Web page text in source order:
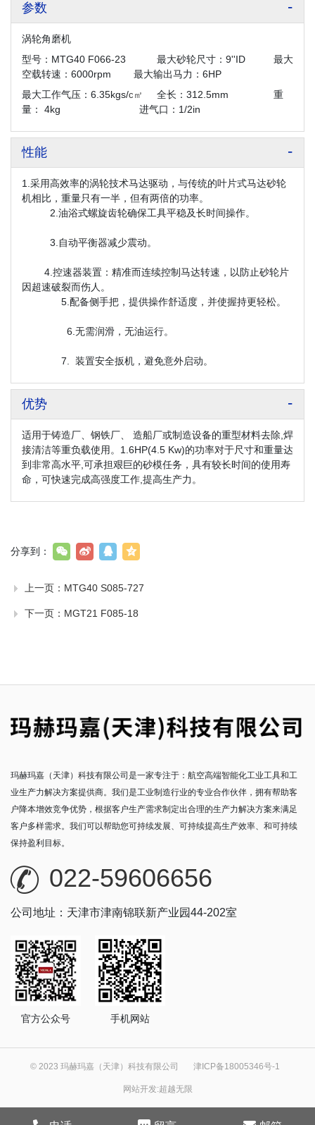
参数
涡轮角磨机
型号：MTG40 F066-23 最大砂轮尺寸：9''ID 最大
空载转速：6000rpm 最大输出马力：6HP
最大工作气压：6.35kgs/c㎡ 全长：312.5mm 重
量： 4kg 进气口：1/2in
性能
1.采用高效率的涡轮技术马达驱动，与传统的叶片式马达砂轮
机相比，重量只有一半，但有两倍的功率。
2.油浴式螺旋齿轮确保工具平稳及长时间操作。
3.自动平衡器减少震动。
4.控速器装置：精准而连续控制马达转速，以防止砂轮片
因超速破裂而伤人。
5.配备侧手把，提供操作舒适度，并使握持更轻松。
6.无需润滑，无油运行。
7. 装置安全扳机，避免意外启动。
优势
适用于铸造厂、钢铁厂、 造船厂或制造设备的重型材料去除,焊
接清洁等重负载使用。 1.6HP(4.5 Kw)的功率对于尺寸和重量达
到非常高水平,可承担艰巨的砂模任务，具有较长时间的使用寿
命， 可快速完成高强度工作,提高生产力。
上一页： MTG40 S085-727
下一页： MGT21 F085-18
分享到：
玛赫玛嘉（天津）科技有限公司是一家专注于：航空高端智能化工业工具和工
业生产力解决方案提供商。我们是工业制造行业的专业合作伙伴，拥有帮助客
户降本增效竞争优势，根据客户生产需求制定出合理的生产力解决方案来满足
客户多样需求。我们可以帮助您可持续发展、可持续提高生产效率、和可持续
保持盈利目标。
022-59606656
公司地址：天津市津南锦联新产业园44-202室
官方公众号 手机网站
© 2023 玛赫玛嘉（天津）科技有限公司 津ICP备18005346号-1
网站开发:超越无限